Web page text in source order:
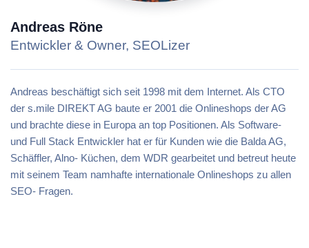
Andreas Röne
Entwickler & Owner, SEOLizer
Andreas beschäftigt sich seit 1998 mit dem Internet. Als CTO
der s.mile DIREKT AG baute er 2001 die Onlineshops der AG
und brachte diese in Europa an top Positionen. Als Software-
und Full Stack Entwickler hat er für Kunden wie die Balda AG,
Schäffler, Alno- Küchen, dem WDR gearbeitet und betreut heute
mit seinem Team namhafte internationale Onlineshops zu allen
SEO- Fragen.